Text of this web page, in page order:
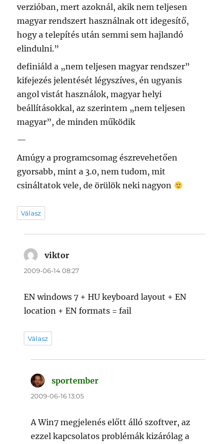
verzióban, mert azoknál, akik nem teljesen
magyar rendszert használnak ott idegesítő,
hogy a telepítés után semmi sem hajlandó
elindulni.”
definiáld a „nem teljesen magyar rendszer”
kifejezés jelentését légyszíves, én ugyanis
angol vistát használok, magyar helyi
beállításokkal, az szerintem „nem teljesen
magyar”, de minden működik
—
Amúgy a programcsomag észrevehetően
gyorsabb, mint a 3.0, nem tudom, mit
csináltatok vele, de örülök neki nagyon
Válasz
viktor
2009-06-14 08:27
EN windows 7 + HU keyboard layout + EN
location + EN formats = fail
Válasz
sportember
2009-06-16 13:05
A Win7 megjelenés előtt álló szoftver, az
ezzel kapcsolatos problémák kizárólag a